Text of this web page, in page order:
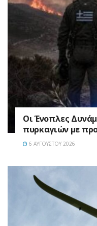
Οι Ένοπλες
πυρκαγιών με
6 ΑΥΓΟΎΣΤΟΥ 2026